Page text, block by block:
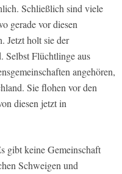
Schließlich sind viele
gerade vor diesen
Jetzt holt sie der
Selbst Flüchtlinge aus
angehören,
Sie flohen vor den
diesen jetzt in
gibt keine Gemeinschaft
Schweigen und